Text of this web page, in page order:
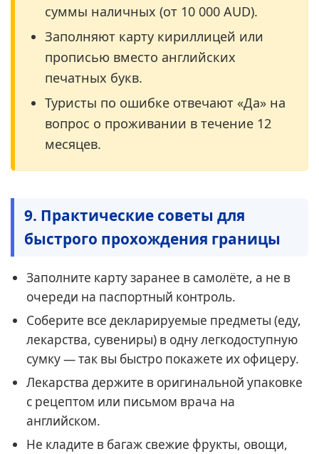
суммы наличных (от 10 000 AUD).
Заполняют карту кириллицей или
прописью вместо английских
печатных букв.
Туристы по ошибке отвечают «Да» на
вопрос о проживании в течение 12
месяцев.
9. Практические советы для
быстрого прохождения границы
Заполните карту заранее в самолёте, а не в
очереди на паспортный контроль.
Соберите все декларируемые предметы (еду,
лекарства, сувениры) в одну легкодоступную
сумку — так вы быстро покажете их офицеру.
Лекарства держите в оригинальной упаковке
с рецептом или письмом врача на
английском.
Не кладите в багаж свежие фрукты, овощи,